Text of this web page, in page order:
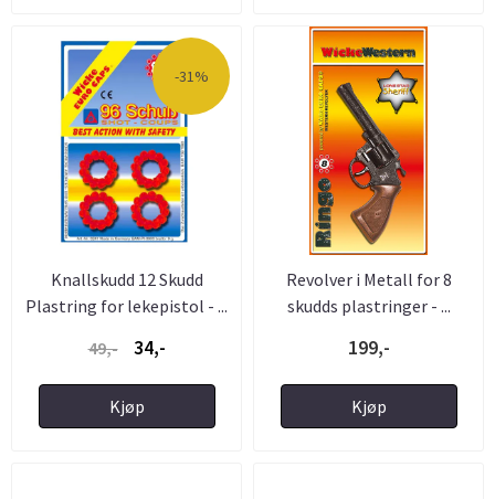
-31%
Knallskudd 12 Skudd
Plastring for lekepistol - ...
49,-
34,-
Kjøp
Revolver i Metall for 8
skudds plastringer - ...
199,-
Kjøp